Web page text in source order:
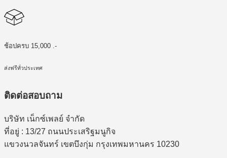
ช้อปครบ 15,000 .-
ส่งฟรีทั่วประเทศ
ติดต่อสอบถาม
บริษัท เน็กซ์เพลย์ จำกัด
ที่อยู่ : 13/27 ถนนประเสริฐมนูกิจ
แขวงนวลจันทร์ เขตบึงกุ่ม กรุงเทพมหานคร 10230